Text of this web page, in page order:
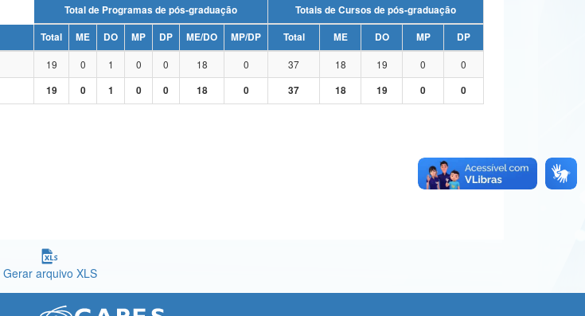
Total de Programas de pós-graduação
Totais de Cursos de pós-graduação
Total ME DO MP DP ME/DO MP/DP Total ME DO MP
DP
19 0 1 0 0 18 0 37 18 19 0
0
19 0 1 0 0 18 0 37 18 19 0 0
Gerar arquivo XLS